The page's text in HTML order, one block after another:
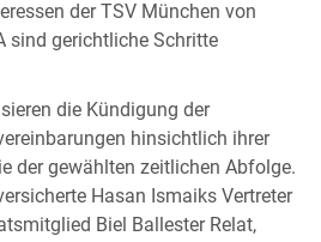
der TSV München von
sind gerichtliche Schritte
die Kündigung der
hinsichtlich ihrer
der gewählten zeitlichen Abfolge.
Hasan Ismaiks Vertreter
Biel Ballester Relat,